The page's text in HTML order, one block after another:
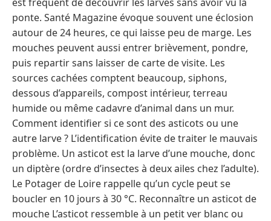
ponte. Santé Magazine évoque souvent une éclosion
autour de 24 heures, ce qui laisse peu de marge. Les
mouches peuvent aussi entrer brièvement, pondre,
puis repartir sans laisser de carte de visite. Les
sources cachées comptent beaucoup, siphons,
dessous d’appareils, compost intérieur, terreau
humide ou même cadavre d’animal dans un mur.
Comment identifier si ce sont des asticots ou une
autre larve ? L’identification évite de traiter le mauvais
problème. Un asticot est la larve d’une mouche, donc
un diptère (ordre d’insectes à deux ailes chez l’adulte).
Le Potager de Loire rappelle qu’un cycle peut se
boucler en 10 jours à 30 °C. Reconnaître un asticot de
mouche L’asticot ressemble à un petit ver blanc ou